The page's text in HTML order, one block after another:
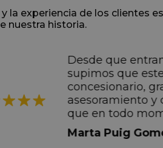
la experiencia de los clientes
nuestra historia.
Desde que
supimos que
concesionario,
asesoramiento y
que en todo
informando de
todos los pasos
Marta Puig